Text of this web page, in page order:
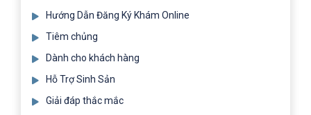
Hướng Dẫn Đăng Ký Khám Online
Tiêm chủng
Dành cho khách hàng
Hỗ Trợ Sinh Sản
Giải đáp thắc mắc